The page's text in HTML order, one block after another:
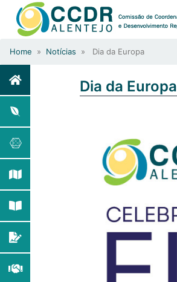
Home » Notícias » Dia da Europa
Dia da Europa